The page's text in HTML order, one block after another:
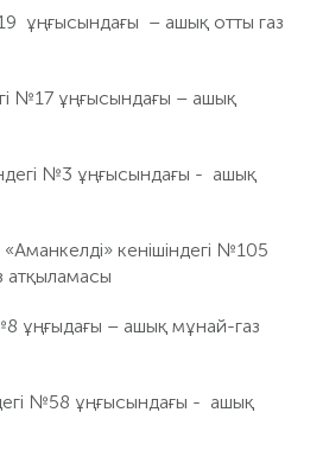
ұңғысындағы – ашық отты газ
№17 ұңғысындағы – ашық
№3 ұңғысындағы - ашық
кенішіндегі №105
атқыламасы
ұңғыдағы – ашық мұнай-газ
№58 ұңғысындағы - ашық